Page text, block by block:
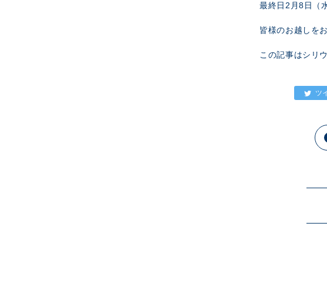
最終日2月8日（
皆様のお越しを
この記事はシリ